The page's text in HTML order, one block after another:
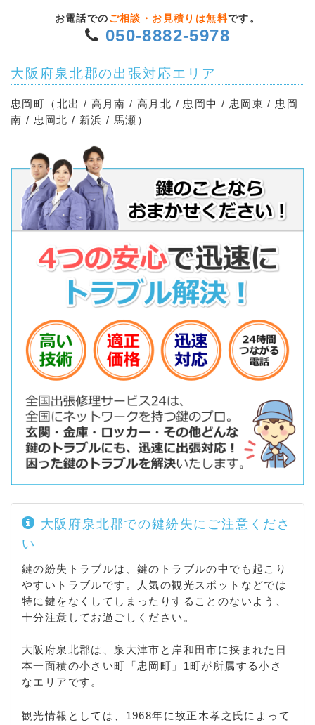
お電話での ご相談・お見積りは無料です。
050-8882-5978
大阪府泉北郡の出張対応エリア
忠岡町（北出 / 高月南 / 高月北 / 忠岡中 / 忠岡東 / 忠岡
南 / 忠岡北 / 新浜 / 馬瀬）
大阪府泉北郡での鍵紛失にご注意くださ
い
鍵の紛失トラブルは、鍵のトラブルの中でも起こり
やすいトラブルです。人気の観光スポットなどでは
特に鍵をなくしてしまったりすることのないよう、
十分注意してお過ごしください。
大阪府泉北郡は、泉大津市と岸和田市に挟まれた日
本一面積の小さい町「忠岡町」1町が所属する小さ
なエリアです。
観光情報としては、1968年に故正木孝之氏によって